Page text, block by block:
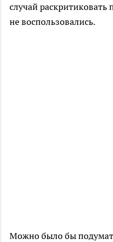
случай
не воспользовались.
Можно было бы